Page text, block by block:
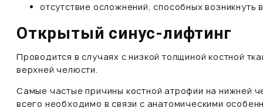
отсутствие осложнений, способных
Открытый cинус-лифтинг
Проводится в случаях с низкой толщиной костной
верхней челюсти.
Самые частые причины костной атрофии на нижней
всего необходимо в связи с анатомическими